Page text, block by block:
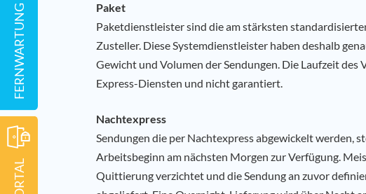
Paket
Paketdienstleister sind die am stärksten
Zusteller. Diese Systemdienstleister haben deshalb
Gewicht und Volumen der Sendungen. Die Laufzeit des
Express-Diensten und nicht garantiert.
Nachtexpress
Sendungen die per Nachtexpress abgewickelt werden,
Arbeitsbeginn am nächsten Morgen zur Verfügung.
Quittierung verzichtet und die Sendung an zuvor
FERNWARTUNG